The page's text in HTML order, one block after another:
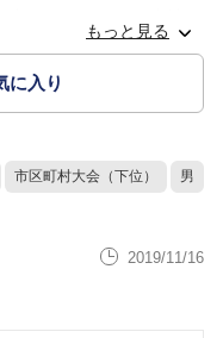
もっと見る
うように分解してみる
。
おとなの余裕から見守
に入り
市区町村大会（下位） 男
2019/11/16